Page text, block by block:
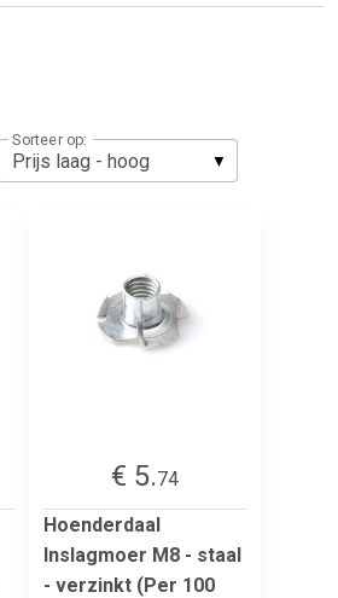
Sorteer op:
€ 5.74
Hoenderdaal
Inslagmoer M8 - staal
- verzinkt (Per 100